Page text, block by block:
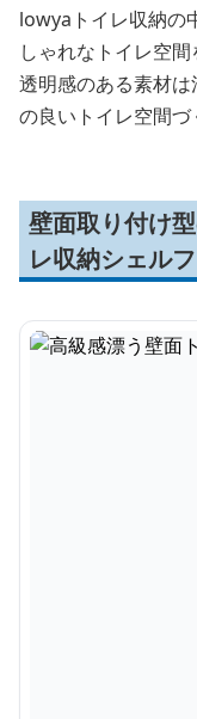
lowyaトイレ収納の
しゃれなトイレ空間
透明感のある素材
の良いトイレ空間づ
壁面取り付け
レ収納シェルフ